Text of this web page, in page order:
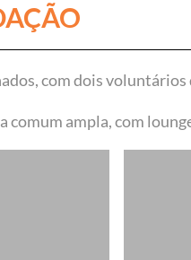
com dois voluntários
ampla, com